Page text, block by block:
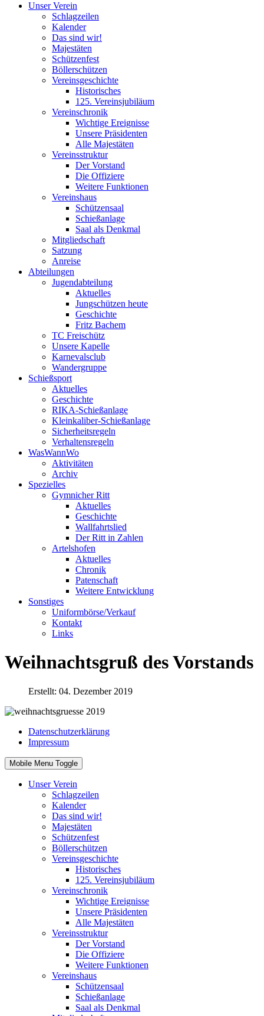
Unser Verein
Schlagzeilen
Kalender
Das sind wir!
Majestäten
Schützenfest
Böllerschützen
Vereinsgeschichte
Historisches
125. Vereinsjubiläum
Vereinschronik
Wichtige Ereignisse
Unsere Präsidenten
Alle Majestäten
Vereinsstruktur
Der Vorstand
Die Offiziere
Weitere Funktionen
Vereinshaus
Schützensaal
Schießanlage
Saal als Denkmal
Mitgliedschaft
Satzung
Anreise
Abteilungen
Jugendabteilung
Aktuelles
Jungschützen heute
Geschichte
Fritz Bachem
TC Freischütz
Unsere Kapelle
Karnevalsclub
Wandergruppe
Schießsport
Aktuelles
Geschichte
RIKA-Schießanlage
Kleinkaliber-Schießanlage
Sicherheitsregeln
Verhaltensregeln
WasWannWo
Aktivitäten
Archiv
Spezielles
Gymnicher Ritt
Aktuelles
Geschichte
Wallfahrtslied
Der Ritt in Zahlen
Artelshofen
Aktuelles
Chronik
Patenschaft
Weitere Entwicklung
Sonstiges
Uniformbörse/Verkauf
Kontakt
Links
Weihnachtsgruß des Vorstands
Erstellt: 04. Dezember 2019
Datenschutzerklärung
Impressum
Mobile Menu Toggle
Unser Verein
Schlagzeilen
Kalender
Das sind wir!
Majestäten
Schützenfest
Böllerschützen
Vereinsgeschichte
Historisches
125. Vereinsjubiläum
Vereinschronik
Wichtige Ereignisse
Unsere Präsidenten
Alle Majestäten
Vereinsstruktur
Der Vorstand
Die Offiziere
Weitere Funktionen
Vereinshaus
Schützensaal
Schießanlage
Saal als Denkmal